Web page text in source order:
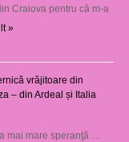
Craiova pentru că m-a
»
vrăjitoare din
– din Ardeal și Italia
mai mare speranţă …